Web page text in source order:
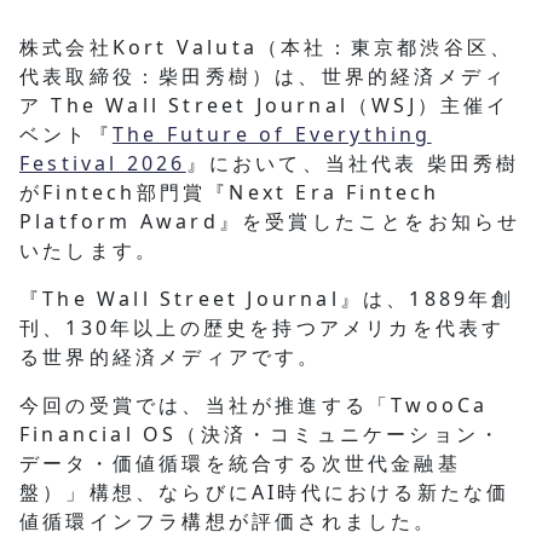
株式会社Kort Valuta（本社：東京都渋谷区、
代表取締役：柴田秀樹）は、世界的経済メディ
ア The Wall Street Journal（WSJ）主催イ
ベント『The Future of Everything
Festival 2026 』において、当社代表 柴田秀樹
がFintech部門賞『Next Era Fintech
Platform Award』を受賞したことをお知らせ
いたします。
『The Wall Street Journal』は、1889年創
刊、130年以上の歴史を持つアメリカを代表す
る世界的経済メディアです。
今回の受賞では、当社が推進する「TwooCa
Financial OS（決済・コミュニケーション・
データ・価値循環を統合する次世代金融基
盤）」構想、ならびにAI時代における新たな価
値循環インフラ構想が評価されました。